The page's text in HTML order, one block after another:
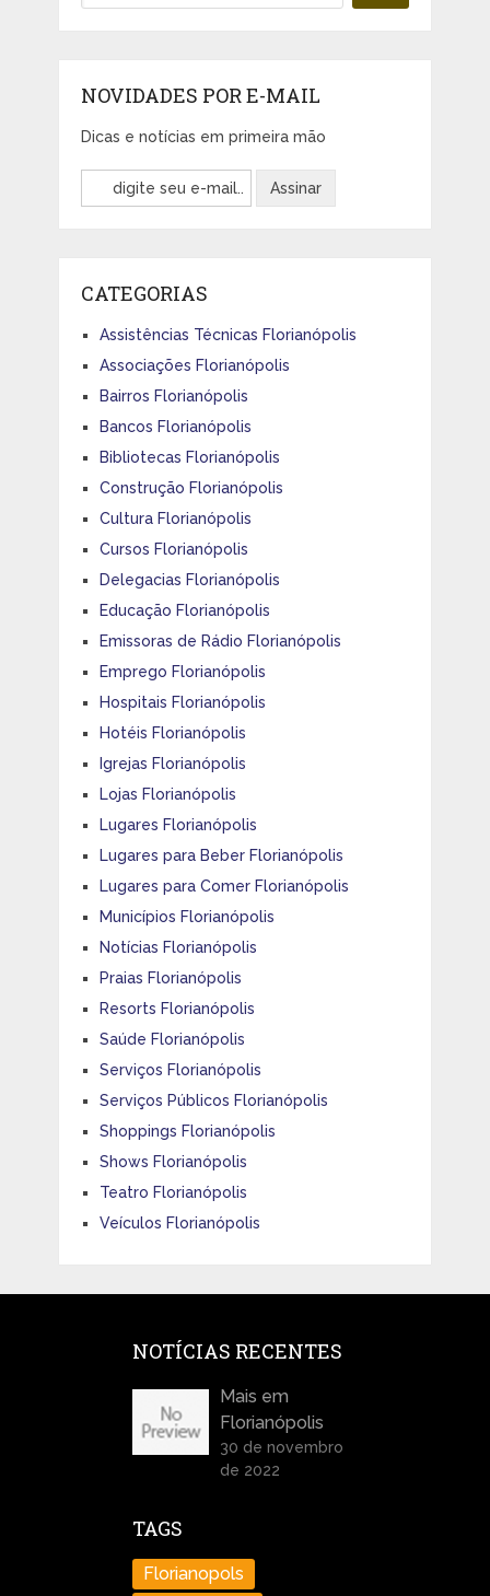
NOVIDADES POR E-MAIL
Dicas e notícias em primeira mão
CATEGORIAS
Assistências Técnicas Florianópolis
Associações Florianópolis
Bairros Florianópolis
Bancos Florianópolis
Bibliotecas Florianópolis
Construção Florianópolis
Cultura Florianópolis
Cursos Florianópolis
Delegacias Florianópolis
Educação Florianópolis
Emissoras de Rádio Florianópolis
Emprego Florianópolis
Hospitais Florianópolis
Hotéis Florianópolis
Igrejas Florianópolis
Lojas Florianópolis
Lugares Florianópolis
Lugares para Beber Florianópolis
Lugares para Comer Florianópolis
Municípios Florianópolis
Notícias Florianópolis
Praias Florianópolis
Resorts Florianópolis
Saúde Florianópolis
Serviços Florianópolis
Serviços Públicos Florianópolis
Shoppings Florianópolis
Shows Florianópolis
Teatro Florianópolis
Veículos Florianópolis
NOTÍCIAS RECENTES
Mais em
Florianópolis
30 de novembro
de 2022
TAGS
Florianopols